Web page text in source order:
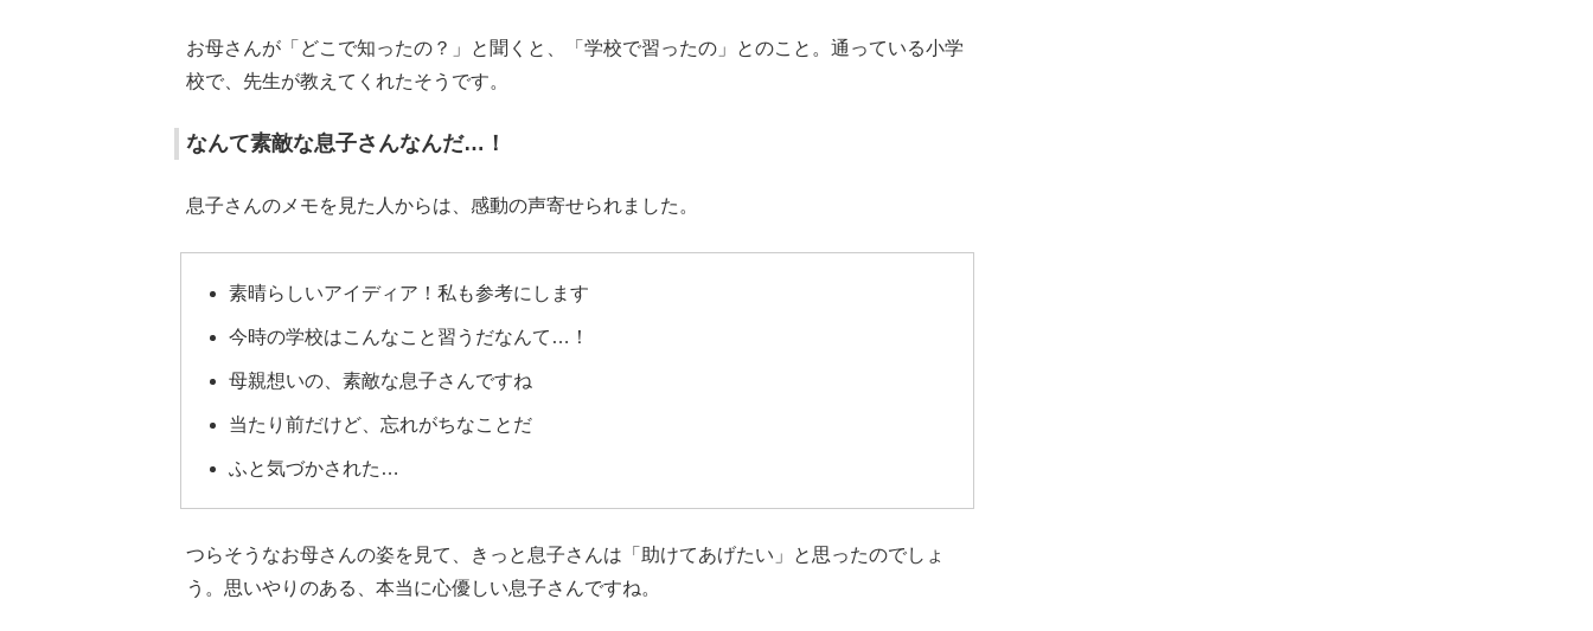
お母さんが「どこで知ったの？」と聞くと、「学校で習ったの」とのこと。通っている小学
校で、先生が教えてくれたそうです。
なんて素敵な息子さんなんだ…！
息子さんのメモを見た人からは、感動の声寄せられました。
素晴らしいアイディア！私も参考にします
今時の学校はこんなこと習うだなんて…！
母親想いの、素敵な息子さんですね
当たり前だけど、忘れがちなことだ
ふと気づかされた…
つらそうなお母さんの姿を見て、きっと息子さんは「助けてあげたい」と思ったのでしょ
う。思いやりのある、本当に心優しい息子さんですね。